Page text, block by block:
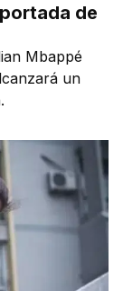
de
Mbappé
un